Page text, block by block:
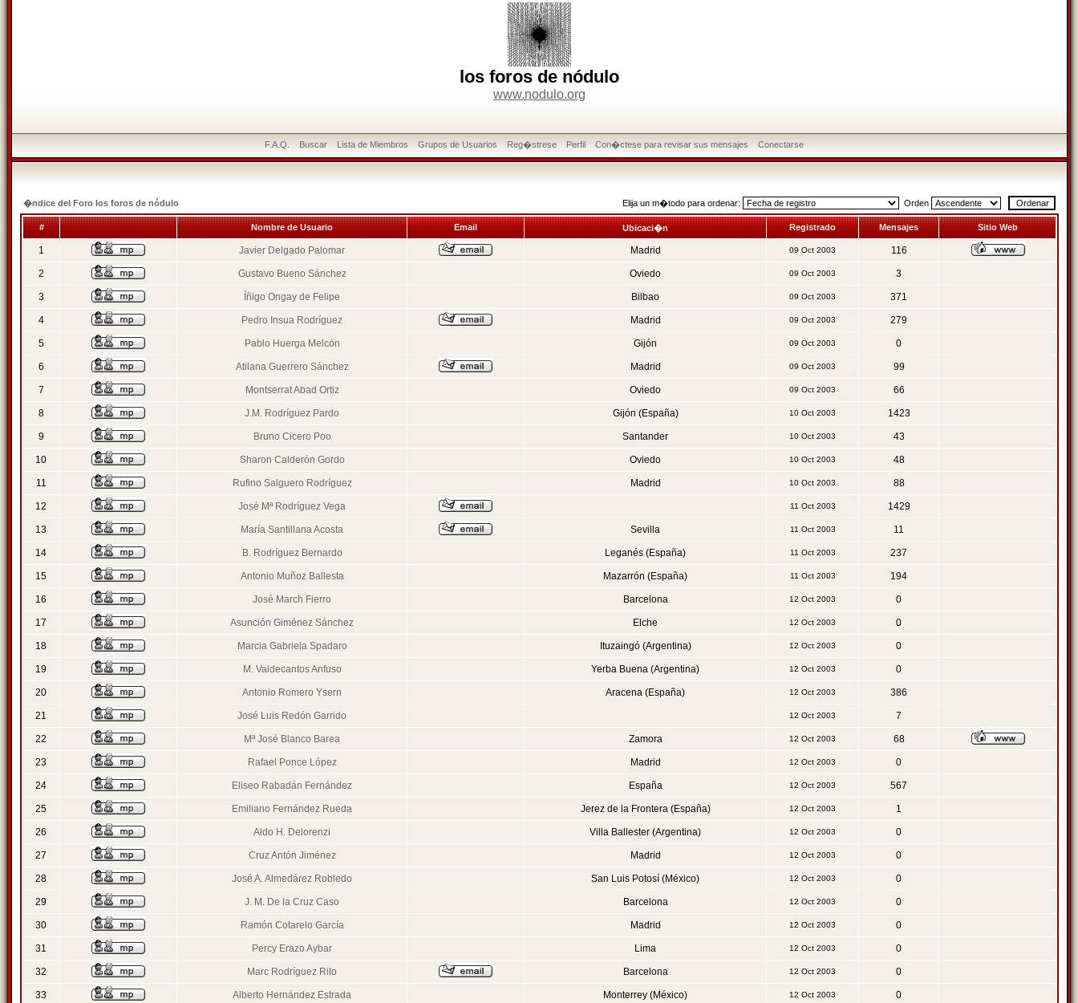
los foros de nódulo
www.nodulo.org
F.A.Q. Buscar Lista de Miembros Grupos de Usuarios Reg�strese Perfil Con�ctese para revisar sus mensajes Conectarse
�ndice del Foro los foros de nódulo Elija un m�todo para ordenar: Orden
# Nombre de Usuario Email Ubicaci�n Registrado Mensajes Sitio Web
1 Javier Delgado Palomar Madrid 09 Oct 2003 116
2 Gustavo Bueno Sánchez Oviedo 09 Oct 2003 3
3 Íñigo Ongay de Felipe Bilbao 09 Oct 2003 371
4 Pedro Insua Rodríguez Madrid 09 Oct 2003 279
5 Pablo Huerga Melcón Gijón 09 Oct 2003 0
6 Atilana Guerrero Sánchez Madrid 09 Oct 2003 99
7 Montserrat Abad Ortiz Oviedo 09 Oct 2003 66
8 J.M. Rodríguez Pardo Gijón (España) 10 Oct 2003 1423
9 Bruno Cicero Poo Santander 10 Oct 2003 43
10 Sharon Calderón Gordo Oviedo 10 Oct 2003 48
11 Rufino Salguero Rodríguez Madrid 10 Oct 2003 88
12 José Mª Rodríguez Vega 11 Oct 2003 1429
13 María Santillana Acosta Sevilla 11 Oct 2003 11
14 B. Rodríguez Bernardo Leganés (España) 11 Oct 2003 237
15 Antonio Muñoz Ballesta Mazarrón (España) 11 Oct 2003 194
16 José March Fierro Barcelona 12 Oct 2003 0
17 Asunción Giménez Sánchez Elche 12 Oct 2003 0
18 Marcia Gabriela Spadaro Ituzaingó (Argentina) 12 Oct 2003 0
19 M. Valdecantos Anfuso Yerba Buena (Argentina) 12 Oct 2003 0
20 Antonio Romero Ysern Aracena (España) 12 Oct 2003 386
21 José Luis Redón Garrido 12 Oct 2003 7
22 Mª José Blanco Barea Zamora 12 Oct 2003 68
23 Rafael Ponce López Madrid 12 Oct 2003 0
24 Eliseo Rabadán Fernández España 12 Oct 2003 567
25 Emiliano Fernández Rueda Jerez de la Frontera (España) 12 Oct 2003 1
26 Aldo H. Delorenzi Villa Ballester (Argentina) 12 Oct 2003 0
27 Cruz Antón Jiménez Madrid 12 Oct 2003 0
28 José A. Almedárez Robledo San Luis Potosí (México) 12 Oct 2003 0
29 J. M. De la Cruz Caso Barcelona 12 Oct 2003 0
30 Ramón Cotarelo García Madrid 12 Oct 2003 0
31 Percy Erazo Aybar Lima 12 Oct 2003 0
32 Marc Rodríguez Rilo Barcelona 12 Oct 2003 0
33 Alberto Hernández Estrada Monterrey (México) 12 Oct 2003 0